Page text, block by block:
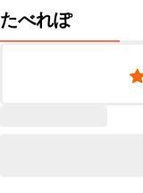
たべれぽ